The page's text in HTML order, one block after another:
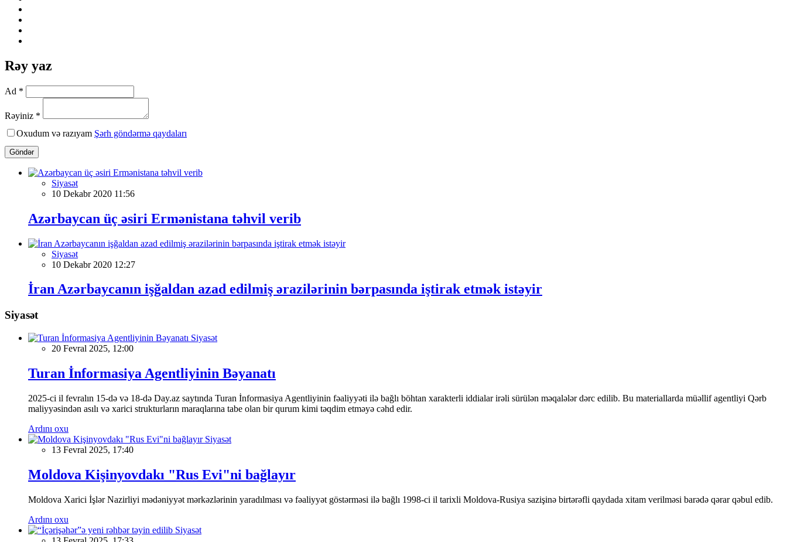
Rəy yaz
Ad *
Rəyiniz *
Oxudum və razıyam Şərh göndərmə qaydaları
Göndər
Siyasət
10 Dekabr 2020 11:56
Azərbaycan üç əsiri Ermənistana təhvil verib
Siyasət
10 Dekabr 2020 12:27
İran Azərbaycanın işğaldan azad edilmiş ərazilərinin bərpasında iştirak etmək istəyir
Siyasət
Siyasət
20 Fevral 2025, 12:00
Turan İnformasiya Agentliyinin Bəyanatı
2025-ci il fevralın 15-də və 18-də Day.az saytında Turan İnformasiya Agentliyinin fəaliyyəti ilə bağlı böhtan xarakterli iddialar irəli sürülən məqalələr dərc edilib. Bu materiallarda müəllif agentliyi Qərb
maliyyəsindən asılı və xarici strukturların maraqlarına tabe olan bir qurum kimi təqdim etməyə cəhd edir.
Ardını oxu
Siyasət
13 Fevral 2025, 17:40
Moldova Kişinyovdakı "Rus Evi"ni bağlayır
Moldova Xarici İşlər Nazirliyi mədəniyyət mərkəzlərinin yaradılması və fəaliyyət göstərməsi ilə bağlı 1998-ci il tarixli Moldova-Rusiya sazişinə birtərəfli qaydada xitam verilməsi barədə qərar qəbul edib.
Ardını oxu
Siyasət